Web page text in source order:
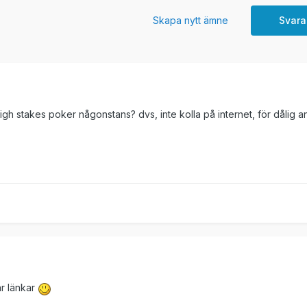
Skapa nytt ämne
stakes poker någonstans? dvs, inte kolla på internet, för dålig
länkar